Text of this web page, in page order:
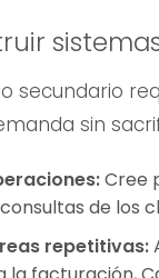
secundario
sin
Cree
de los
repetitivas: